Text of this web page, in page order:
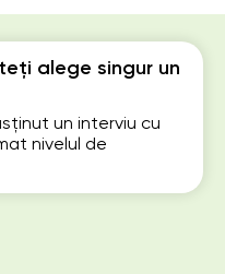
alege singur un
un interviu cu
nivelul de